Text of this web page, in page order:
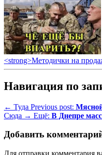
<strong>Методички на
Навигация по
← Туда Previous post:
Сюда → Ещё: В Днепре
Добавить
Для отправки комментария